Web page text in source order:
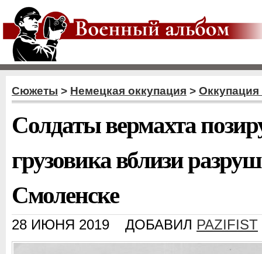
Сюжеты > Немецкая оккупация >
Солдаты вермахта
грузовика вблизи
Смоленске
28 ИЮНЯ 2019 ДОБАВИЛ PAZIFIST